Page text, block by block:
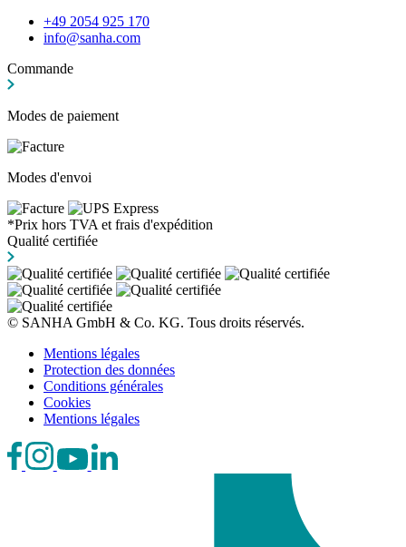
+49 2054 925 170
info@sanha.com
Commande
Modes de paiement
Modes d'envoi
*Prix hors TVA et frais d'expédition
Qualité certifiée
© SANHA GmbH & Co. KG. Tous droits réservés.
Mentions légales
Protection des données
Conditions générales
Cookies
Mentions légales